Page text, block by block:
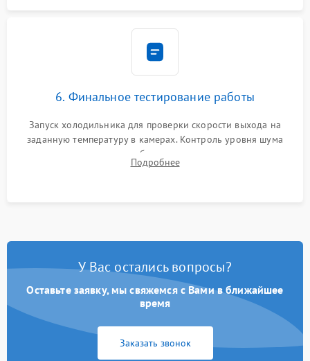
6. Финальное тестирование работы
Запуск холодильника для проверки скорости выхода на
заданную температуру в камерах. Контроль уровня шума
компрессора, отсутствия обмерзания стенок и корректного
срабатывания системы автоматической оттайки.
Подробнее
У Вас остались вопросы?
Оставьте заявку, мы свяжемся с Вами в ближайшее
время
Заказать звонок